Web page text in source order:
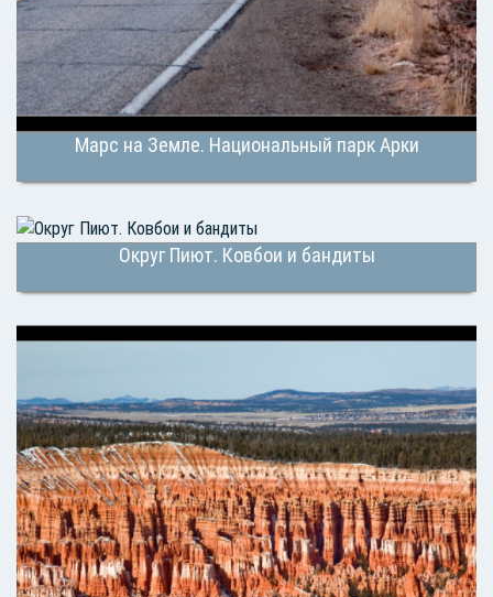
Марс на Земле. Национальный парк Арки
Округ Пиют. Ковбои и бандиты